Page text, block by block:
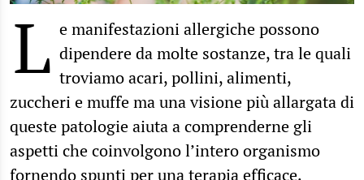
L e manifestazioni allergiche possono
dipendere da molte sostanze, tra le quali
troviamo acari, pollini, alimenti,
zuccheri e muffe ma una visione più allargata di
queste patologie aiuta a comprenderne gli
aspetti che coinvolgono l’intero organismo
fornendo spunti per una terapia efficace.